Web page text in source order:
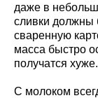
даже в
сливки должны
сваренную
масса быстро
получатся хуже.
С молоком